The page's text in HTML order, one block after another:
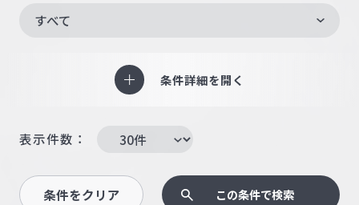
すべて
条件詳細を開く
表示件数：
条件をクリア この条件で検索